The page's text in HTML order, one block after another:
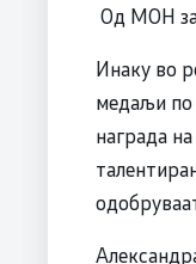
Од МОН
Инаку во
медаљи по
награда